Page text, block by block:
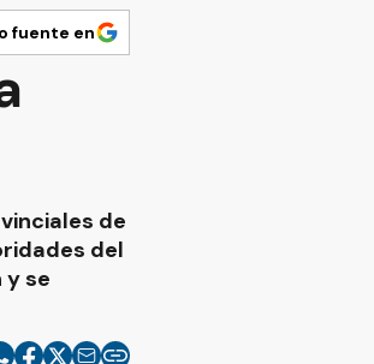
fuente en
de
del
y se